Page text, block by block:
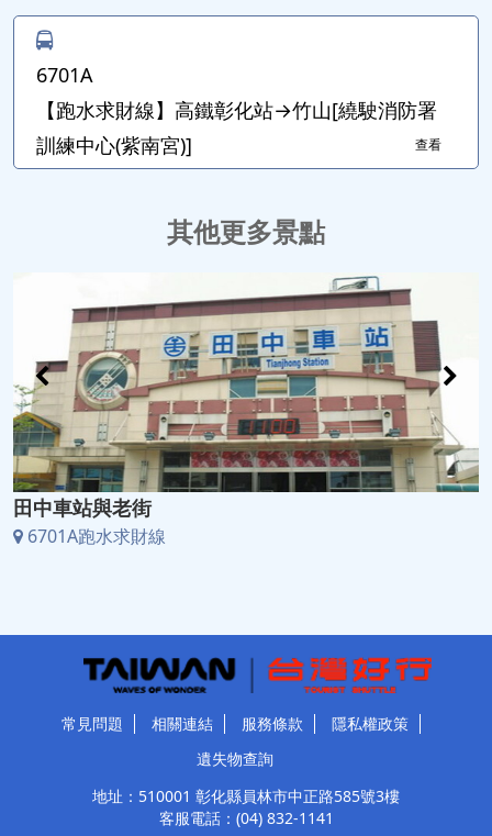
6701A
【跑水求財線】高鐵彰化站→竹山[繞駛消防署
訓練中心(紫南宮)]
查看
其他更多景點
田中車站與老街
6701A跑水求財線
常見問題 相關連結 服務條款
隱私權政策
遺失物查詢
地址：510001 彰化縣員林市中正路585號3樓
客服電話： (04) 832-1141